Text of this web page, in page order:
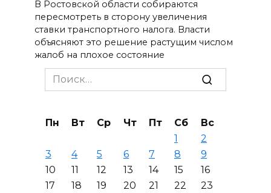
В Ростовской области собираются
пересмотреть в сторону увеличения
ставки транспортного налога. Власти
объясняют это решение растущим числом
жалоб на плохое состояние
Search
for:
Пн Вт Ср Чт Пт Сб
Вс
1
2
3
4 5 6 7 8
9
10
11 12 13 14 15
16
17
18 19 20 21 22
23